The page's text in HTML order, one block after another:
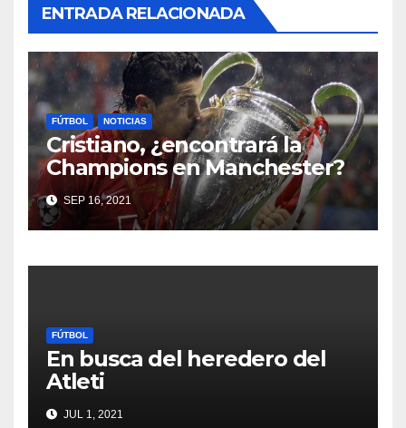
ENTRADA RELACIONADA
FÚTBOL NOTICIAS
Cristiano, ¿encontrará la
Champions en Manchester?
SEP 16, 2021
FÚTBOL
En busca del heredero del
Atleti
JUL 1, 2021